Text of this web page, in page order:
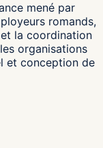
mené par
romands,
la coordination
organisations
et conception de